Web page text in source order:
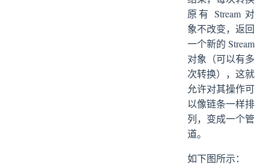
原有 Stream 对
象不改变，返回
一个新的 Stream
对象（可以有多
次转换），这就
允许对其操作可
以像链条一样排
列，变成一个管
道。
如下图所示：